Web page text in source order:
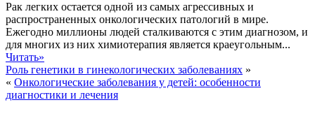
Рак легких остается одной из самых агрессивных и
распространенных онкологических патологий в мире.
Ежегодно миллионы людей сталкиваются с этим диагнозом, и
для многих из них химиотерапия является краеугольным...
Читать»
Роль генетики в гинекологических заболеваниях »
« Онкологические заболевания у детей: особенности
диагностики и лечения